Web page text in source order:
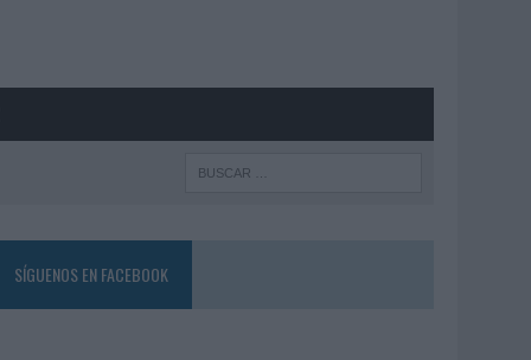
SÍGUENOS EN FACEBOOK